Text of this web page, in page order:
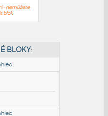
- nemůžete
blok